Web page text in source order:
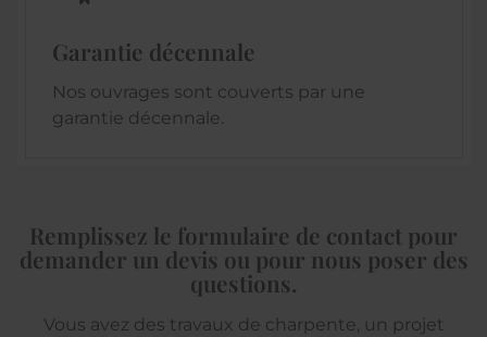
Garantie décennale
Nos ouvrages sont couverts par une
garantie décennale.
Remplissez le formulaire de contact pour
demander un devis ou pour nous poser des
questions.
Vous avez des travaux de charpente, un projet